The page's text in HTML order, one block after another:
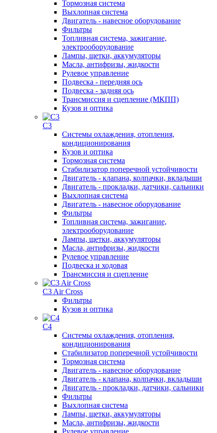
Тормозная система
Выхлопная система
Двигатель - навесное оборудование
Фильтры
Топливная система, зажигание,
электрооборудование
Лампы, щетки, аккумуляторы
Масла, антифризы, жидкости
Рулевое управление
Подвеска - передняя ось
Подвеска - задняя ось
Трансмиссия и сцепление (МКПП)
Кузов и оптика
C3
Системы охлаждения, отопления,
кондиционирования
Кузов и оптика
Тормозная система
Стабилизатор поперечной устойчивости
Двигатель - клапана, колпачки, вкладыши
Двигатель - прокладки, датчики, сальники
Выхлопная система
Двигатель - навесное оборудование
Фильтры
Топливная система, зажигание,
электрооборудование
Лампы, щетки, аккумуляторы
Масла, антифризы, жидкости
Рулевое управление
Подвеска и ходовая
Трансмиссия и сцепление
C3 Air Cross
Фильтры
Кузов и оптика
C4
Системы охлаждения, отопления,
кондиционирования
Стабилизатор поперечной устойчивости
Тормозная система
Двигатель - навесное оборудование
Двигатель - клапана, колпачки, вкладыши
Двигатель - прокладки, датчики, сальники
Фильтры
Выхлопная система
Лампы, щетки, аккумуляторы
Масла, антифризы, жидкости
Рулевое управление